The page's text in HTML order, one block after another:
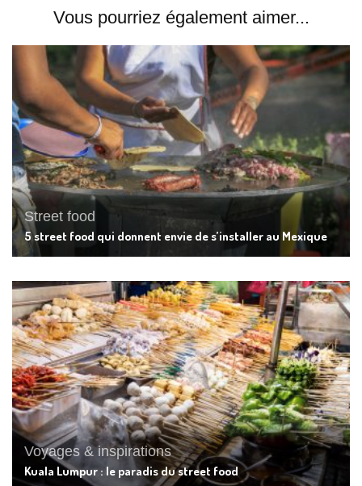
Vous pourriez également aimer...
Street food
5 street food qui donnent envie de s’installer au Mexique
Voyages & inspirations
Kuala Lumpur : le paradis du street food